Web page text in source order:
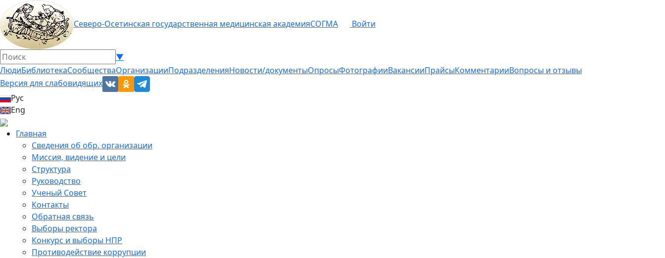
Северо-Осетинская государственная медицинская академияСОГМА Войти
▼
ЛюдиБиблиотекаСообществаОрганизацииПодразделенияНовости/документыОпросыФотографииВакансииПрайсыКомментарииВопросы и отзывы
Версия для слабовидящих
Рус
Eng
Главная
Сведения об обр. организации
Миссия, видение и цели
Структура
Руководство
Ученый Совет
Контакты
Обратная связь
Выборы ректора
Конкурс и выборы НПР
Противодействие коррупции